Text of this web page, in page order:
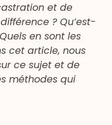
et de
? Qu’est-
en sont les
cet article, nous
ce sujet et de
méthodes qui